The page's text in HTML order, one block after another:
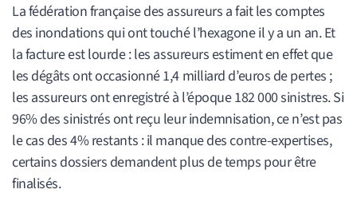
La fédération française des assureurs a fait les comptes
des inondations qui ont touché l’hexagone il y a un an. Et
la facture est lourde : les assureurs estiment en effet que
les dégâts ont occasionné 1,4 milliard d’euros de pertes ;
les assureurs ont enregistré à l’époque 182 000 sinistres. Si
96% des sinistrés ont reçu leur indemnisation, ce n’est pas
le cas des 4% restants : il manque des contre-expertises,
certains dossiers demandent plus de temps pour être
finalisés.